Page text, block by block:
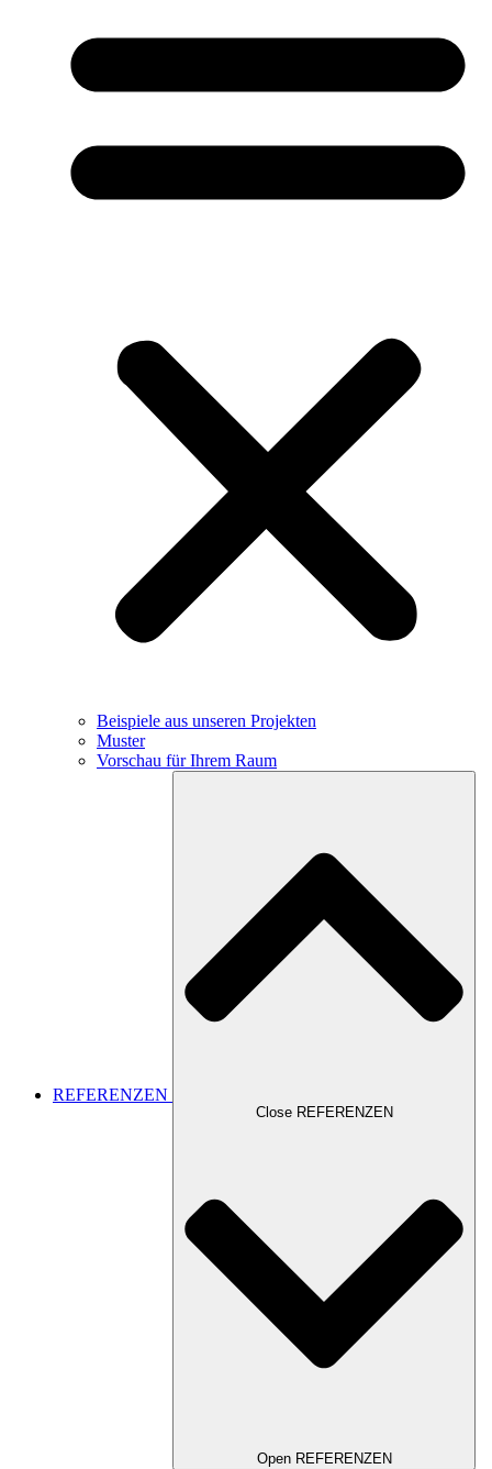
Beispiele aus unseren Projekten
Muster
Vorschau für Ihrem Raum
REFERENZEN
Close REFERENZEN
Open REFERENZEN